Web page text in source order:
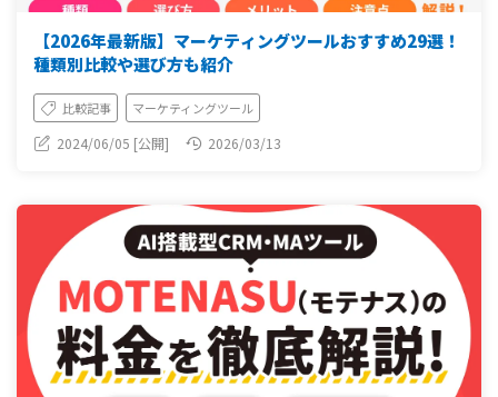
【2026年最新版】マーケティングツールおすすめ29選！
種類別比較や選び方も紹介
比較記事 マーケティングツール
2024/06/05 [公開] 2026/03/13